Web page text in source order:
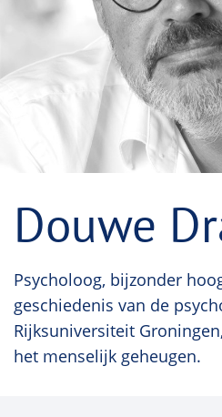
Douwe
Psycholoog, bijzonder
geschiedenis van de
Rijksuniversiteit
het menselijk geheugen.